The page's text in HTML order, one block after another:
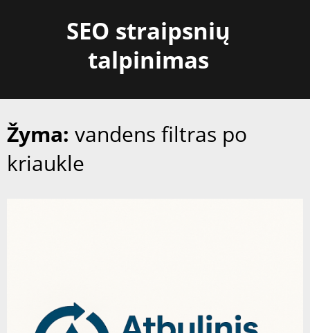
SEO straipsnių
talpinimas
Žyma: vandens filtras po
kriaukle